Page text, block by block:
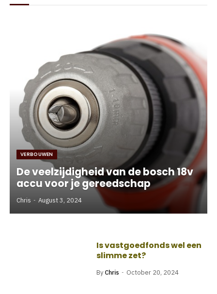
VERBOUWEN
De veelzijdigheid van de bosch 18v
accu voor je gereedschap
Chris August 3, 2024
Is vastgoedfonds wel een
slimme zet?
By Chris October 20, 2024